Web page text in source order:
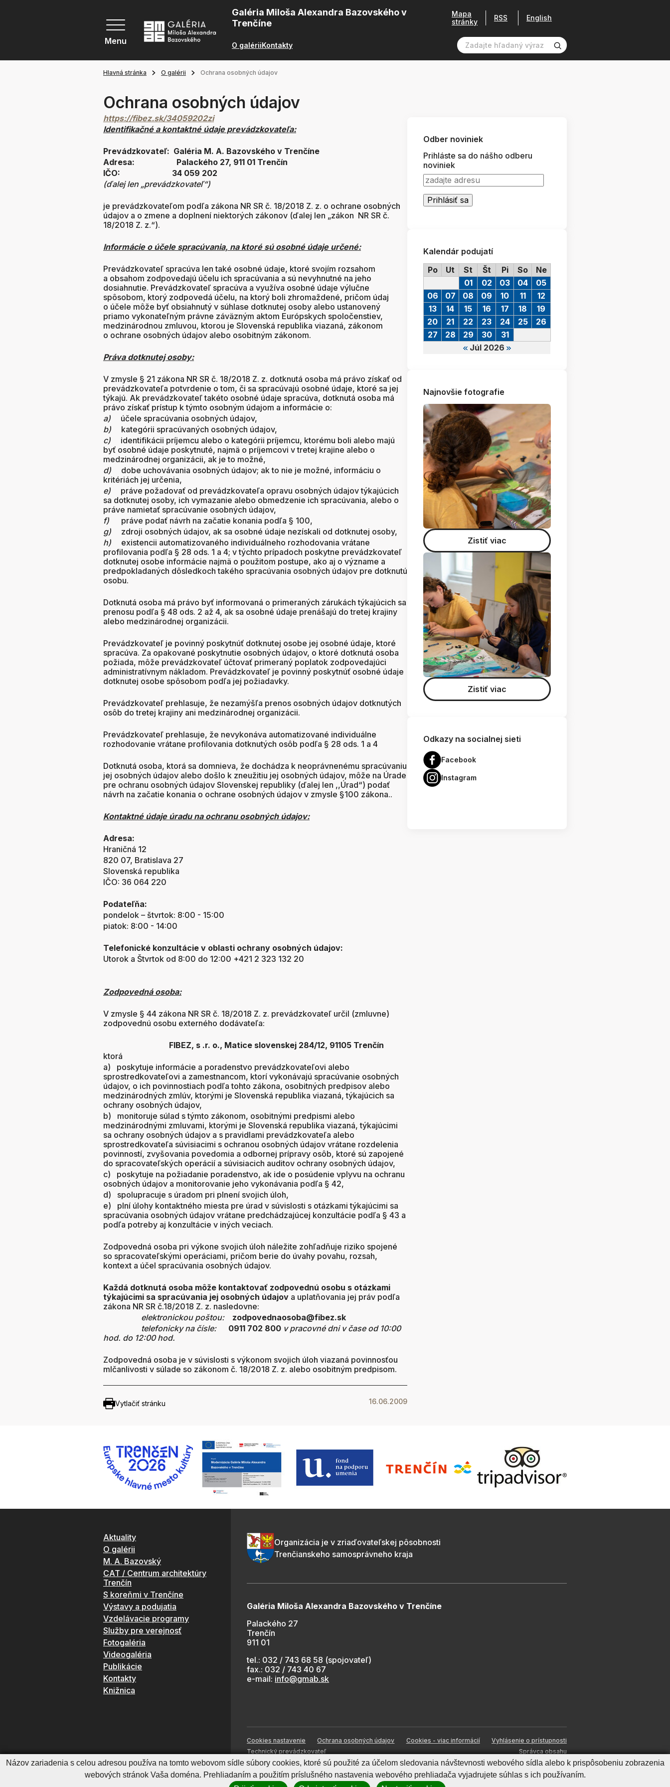
Menu
Galéria Miloša Alexandra Bazovského v
Trenčíne
O galériiKontakty
Mapa
stránky
RSS English
Hlavná stránka O galérii Ochrana osobných údajov
Ochrana osobných údajov
https://fibez.sk/34059202zi
Identifikačné a kontaktné údaje prevádzkovateľa:
Prevádzkovateľ: Galéria M. A. Bazovského v Trenčíne
Adresa: Palackého 27, 911 01 Trenčín
IČO: 34 059 202
(ďalej len „prevádzkovateľ“)
je prevádzkovateľom podľa zákona NR SR č. 18/2018 Z. z. o ochrane osobných
údajov a o zmene a doplnení niektorých zákonov (ďalej len „zákon NR SR č.
18/2018 Z. z.“).
Informácie o účele spracúvania, na ktoré sú osobné údaje určené:
Prevádzkovateľ spracúva len také osobné údaje, ktoré svojím rozsahom
a obsahom zodpovedajú účelu ich spracúvania a sú nevyhnutné na jeho
dosiahnutie. Prevádzkovateľ spracúva a využíva osobné údaje výlučne
spôsobom, ktorý zodpovedá účelu, na ktorý boli zhromaždené, pričom údaj
o účele môže byť obsiahnutý v súhlase dotknutej osoby alebo ustanovený
priamo vykonateľným právne záväzným aktom Európskych spoločenstiev,
medzinárodnou zmluvou, ktorou je Slovenská republika viazaná, zákonom
o ochrane osobných údajov alebo osobitným zákonom.
Práva dotknutej osoby:
V zmysle § 21 zákona NR SR č. 18/2018 Z. z. dotknutá osoba má právo získať od
prevádzkovateľa potvrdenie o tom, či sa spracúvajú osobné údaje, ktoré sa jej
týkajú. Ak prevádzkovateľ takéto osobné údaje spracúva, dotknutá osoba má
právo získať prístup k týmto osobným údajom a informácie o:
a) účele spracúvania osobných údajov,
b) kategórii spracúvaných osobných údajov,
c) identifikácii príjemcu alebo o kategórii príjemcu, ktorému boli alebo majú
byť osobné údaje poskytnuté, najmä o príjemcovi v tretej krajine alebo o
medzinárodnej organizácii, ak je to možné,
d) dobe uchovávania osobných údajov; ak to nie je možné, informáciu o
kritériách jej určenia,
e) práve požadovať od prevádzkovateľa opravu osobných údajov týkajúcich
sa dotknutej osoby, ich vymazanie alebo obmedzenie ich spracúvania, alebo o
práve namietať spracúvanie osobných údajov,
f) práve podať návrh na začatie konania podľa § 100,
g) zdroji osobných údajov, ak sa osobné údaje nezískali od dotknutej osoby,
h) existencii automatizovaného individuálneho rozhodovania vrátane
profilovania podľa § 28 ods. 1 a 4; v týchto prípadoch poskytne prevádzkovateľ
dotknutej osobe informácie najmä o použitom postupe, ako aj o význame a
predpokladaných dôsledkoch takého spracúvania osobných údajov pre dotknutú
osobu.
Dotknutá osoba má právo byť informovaná o primeraných zárukách týkajúcich sa
prenosu podľa § 48 ods. 2 až 4, ak sa osobné údaje prenášajú do tretej krajiny
alebo medzinárodnej organizácii.
Prevádzkovateľ je povinný poskytnúť dotknutej osobe jej osobné údaje, ktoré
spracúva. Za opakované poskytnutie osobných údajov, o ktoré dotknutá osoba
požiada, môže prevádzkovateľ účtovať primeraný poplatok zodpovedajúci
administratívnym nákladom. Prevádzkovateľ je povinný poskytnúť osobné údaje
dotknutej osobe spôsobom podľa jej požiadavky.
Prevádzkovateľ prehlasuje, že nezamýšľa prenos osobných údajov dotknutých
osôb do tretej krajiny ani medzinárodnej organizácii.
Prevádzkovateľ prehlasuje, že nevykonáva automatizované individuálne
rozhodovanie vrátane profilovania dotknutých osôb podľa § 28 ods. 1 a 4
Dotknutá osoba, ktorá sa domnieva, že dochádza k neoprávnenému spracúvaniu
jej osobných údajov alebo došlo k zneužitiu jej osobných údajov, môže na Úrade
pre ochranu osobných údajov Slovenskej republiky (ďalej len ,,Úrad“) podať
návrh na začatie konania o ochrane osobných údajov v zmysle §100 zákona..
Kontaktné údaje úradu na ochranu osobných údajov:
Adresa:
Hraničná 12
820 07, Bratislava 27
Slovenská republika
IČO: 36 064 220
Podateľňa:
pondelok – štvrtok: 8:00 - 15:00
piatok: 8:00 - 14:00
Telefonické konzultácie v oblasti ochrany osobných údajov:
Utorok a Štvrtok od 8:00 do 12:00 +421 2 323 132 20
Zodpovedná osoba:
V zmysle § 44 zákona NR SR č. 18/2018 Z. z. prevádzkovateľ určil (zmluvne)
zodpovednú osobu externého dodávateľa:
FIBEZ, s .r. o., Matice slovenskej 284/12, 91105 Trenčín
ktorá
a) poskytuje informácie a poradenstvo prevádzkovateľovi alebo
sprostredkovateľovi a zamestnancom, ktorí vykonávajú spracúvanie osobných
údajov, o ich povinnostiach podľa tohto zákona, osobitných predpisov alebo
medzinárodných zmlúv, ktorými je Slovenská republika viazaná, týkajúcich sa
ochrany osobných údajov,
b) monitoruje súlad s týmto zákonom, osobitnými predpismi alebo
medzinárodnými zmluvami, ktorými je Slovenská republika viazaná, týkajúcimi
sa ochrany osobných údajov a s pravidlami prevádzkovateľa alebo
sprostredkovateľa súvisiacimi s ochranou osobných údajov vrátane rozdelenia
povinností, zvyšovania povedomia a odbornej prípravy osôb, ktoré sú zapojené
do spracovateľských operácií a súvisiacich auditov ochrany osobných údajov,
c) poskytuje na požiadanie poradenstvo, ak ide o posúdenie vplyvu na ochranu
osobných údajov a monitorovanie jeho vykonávania podľa § 42,
d) spolupracuje s úradom pri plnení svojich úloh,
e) plní úlohy kontaktného miesta pre úrad v súvislosti s otázkami týkajúcimi sa
spracúvania osobných údajov vrátane predchádzajúcej konzultácie podľa § 43 a
podľa potreby aj konzultácie v iných veciach.
Zodpovedná osoba pri výkone svojich úloh náležite zohľadňuje riziko spojené
so spracovateľskými operáciami, pričom berie do úvahy povahu, rozsah,
kontext a účel spracúvania osobných údajov.
Každá dotknutá osoba môže kontaktovať zodpovednú osobu s otázkami
týkajúcimi sa spracúvania jej osobných údajov a uplatňovania jej práv podľa
zákona NR SR č.18/2018 Z. z. nasledovne:
elektronickou poštou: zodpovednaosoba@fibez.sk
telefonicky na čísle: 0911 702 800 v pracovné dni v čase od 10:00
hod. do 12:00 hod.
Zodpovedná osoba je v súvislosti s výkonom svojich úloh viazaná povinnosťou
mlčanlivosti v súlade so zákonom č. 18/2018 Z. z. alebo osobitným predpisom.
Vytlačiť stránku 16.06.2009
Odber noviniek
Prihláste sa do nášho odberu
noviniek
Kalendár podujatí
Po
Ut St Št Pi So Ne
Júl 2026
01 02 03 04
05
06
07 08 09 10 11
12
13
14 15 16 17 18
19
20
21 22 23 24 25
26
27
28 29 30 31
Najnovšie fotografie
Zistiť viac
Zistiť viac
Odkazy na socialnej sieti
Facebook
Instagram
Aktuality
O galérii
M. A. Bazovský
CAT / Centrum architektúry
Trenčín
S koreňmi v Trenčíne
Výstavy a podujatia
Vzdelávacie programy
Služby pre verejnosť
Fotogaléria
Videogaléria
Publikácie
Kontakty
Knižnica
Organizácia je v zriaďovateľskej pôsobnosti
Trenčianskeho samosprávneho kraja
Galéria Miloša Alexandra Bazovského v Trenčíne
Palackého 27
Trenčín
911 01
tel.: 032 / 743 68 58 (spojovateľ)
fax.: 032 / 743 40 67
e-mail: info@gmab.sk
Cookies nastavenie Ochrana osobných údajov Cookies - viac informácií
Vyhlásenie o prístupnosti
Technický prevádzkovateľ
Správca obsahu
GenerujeCMS BUXUS
Názov zariadenia s celou adresou používa na tomto webovom sídle súbory cookies, ktoré sú použité za účelom sledovania návštevnosti webového sídla alebo k prispôsobeniu zobrazenia
webových stránok Vaša doména. Prehliadaním a použitím príslušného nastavenia webového prehliadača vyjadrujete súhlas s ich používaním.